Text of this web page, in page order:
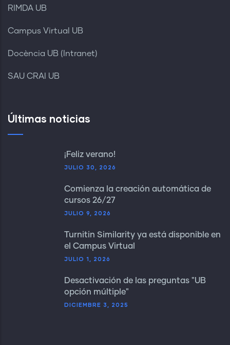
RIMDA UB
Campus Virtual UB
Docència UB (Intranet)
SAU CRAI UB
Últimas noticias
¡Feliz verano!
JULIO 30, 2026
Comienza la creación automática de
cursos 26/27
JULIO 9, 2026
Turnitin Similarity ya está disponible en
el Campus Virtual
JULIO 1, 2026
Desactivación de las preguntas "UB
opción múltiple"
DICIEMBRE 3, 2025